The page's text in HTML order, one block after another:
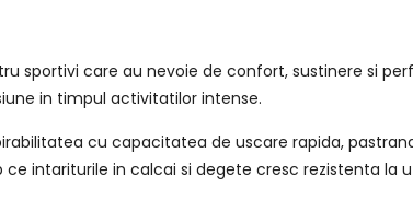
sportivi care au nevoie de confort, sustinere si
in timpul activitatilor intense.
cu capacitatea de uscare rapida,
intariturile in calcai si degete cresc rezistenta la